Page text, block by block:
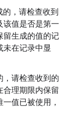
，请检查收到
该值是否是第一
留生成的值的记
未在记录中显
，请检查收到的
理期限内保留
值已被使用，